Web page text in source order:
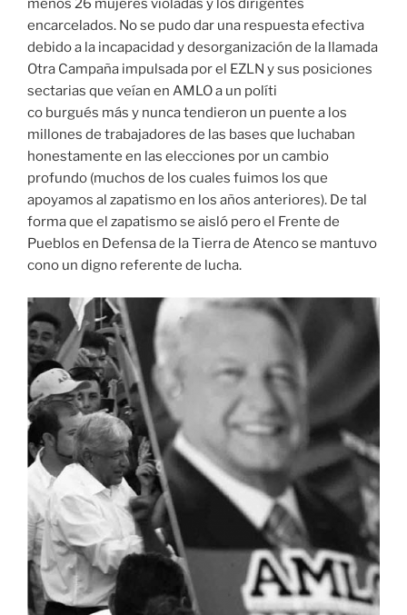
menos 26 mujeres violadas y los dirigentes
encarcelados. No se pudo dar una respuesta efectiva
debido a la incapacidad y desorganización de la llamada
Otra Campaña impulsada por el EZLN y sus posiciones
sectarias que veían en AMLO a un políti
co burgués más y nunca tendieron un puente a los
millones de trabajadores de las bases que luchaban
honestamente en las elecciones por un cambio
profundo (muchos de los cuales fuimos los que
apoyamos al zapatismo en los años anteriores). De tal
forma que el zapatismo se aisló pero el Frente de
Pueblos en Defensa de la Tierra de Atenco se mantuvo
cono un digno referente de lucha.